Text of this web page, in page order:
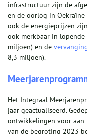
infrastructuur zijn de
en de oorlog in Oekraïne
ook de energieprijzen
ook merkbaar in
miljoen) en de
8,3 miljoen).
Het Integraal
jaar geactualiseerd.
ontwikkelingen voor aan
van de begroting 2023